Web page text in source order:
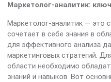
Маркетолог-аналитик:
Маркетолог-аналитик — это
сочетает в себе знания в
для эффективного анализа
маркетинговых стратегий.
области необходимо
знаний и навыков. Вот